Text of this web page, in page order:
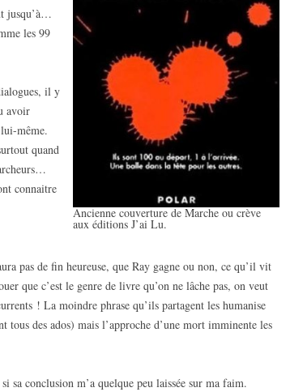
Ancienne couverture de Marche ou crève
aux éditions J’ai Lu.
jusqu’à…
les 99
il y
avoir
même.
quand
connaitre
pas de fin heureuse, que Ray gagne ou non, ce qu’il vit
que c’est le genre de livre qu’on ne lâche pas, on veut
! La moindre phrase qu’ils partagent les humanise
tous des ados) mais l’approche d’une mort imminente les
sa conclusion m’a quelque peu laissée sur ma faim.